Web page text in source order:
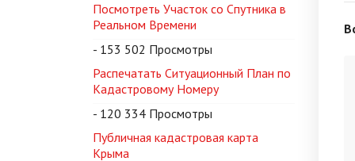
Посмотреть Участок со Спутника в
Реальном Времени
- 153 502 Просмотры
Распечатать Ситуационный План по
Кадастровому Номеру
- 120 334 Просмотры
Публичная кадастровая карта
Крыма